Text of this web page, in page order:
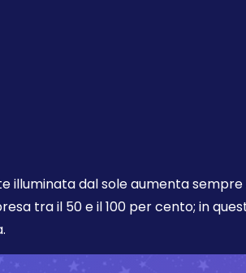
illuminata dal sole aumenta sempre
tra il 50 e il 100 per cento; in